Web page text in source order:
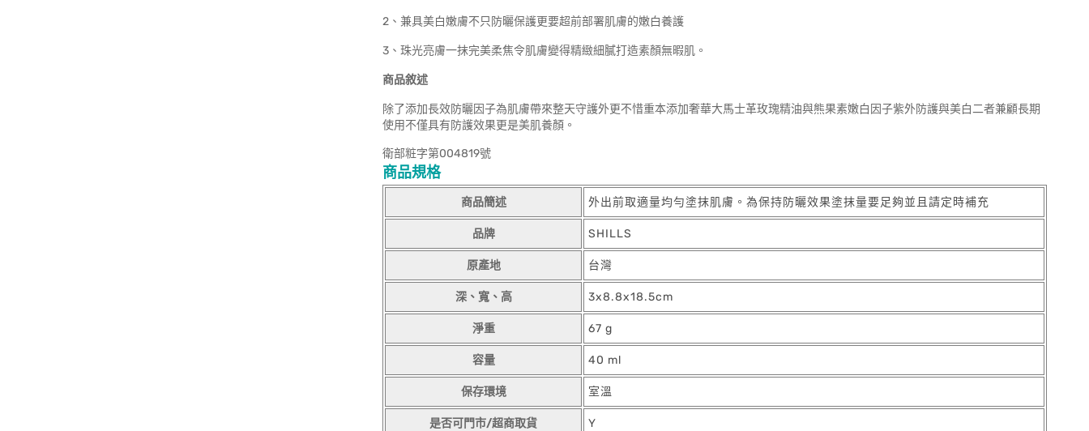
2、兼具美白嫩膚不只防曬保護更要超前部署肌膚的嫩白養護
3、珠光亮膚一抹完美柔焦令肌膚變得精緻細膩打造素顏無暇肌。
商品敘述
除了添加長效防曬因子為肌膚帶來整天守護外更不惜重本添加奢華大馬士革玫瑰精油與熊果素嫩白因子紫外防護與美白二者兼顧長期
使用不僅具有防護效果更是美肌養顏。
衛部粧字第004819號
商品規格
商品簡述 外出前取適量均勻塗抹肌膚。為保持防曬效果塗抹量要足夠並且請定時補充
品牌 SHILLS
原產地 台灣
深、寬、高 3x8.8x18.5cm
淨重 67 g
容量 40 ml
保存環境 室溫
是否可門市/超商取貨 Y